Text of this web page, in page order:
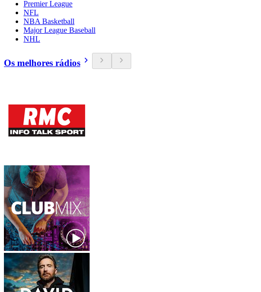
Premier League
NFL
NBA Basketball
Major League Baseball
NHL
Os melhores rádios